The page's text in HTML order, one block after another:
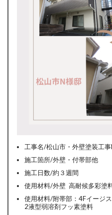
工事名/松山市・外壁塗装工
施工箇所/外壁・付帯部他
施工日数/約３週間
使用材料/外壁 高耐候多
使用材料/附帯部
2液型弱溶剤フッ素塗料